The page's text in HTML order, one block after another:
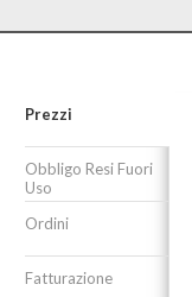
Prezzi
Obbligo Resi Fuori
Uso
Ordini
Fatturazione